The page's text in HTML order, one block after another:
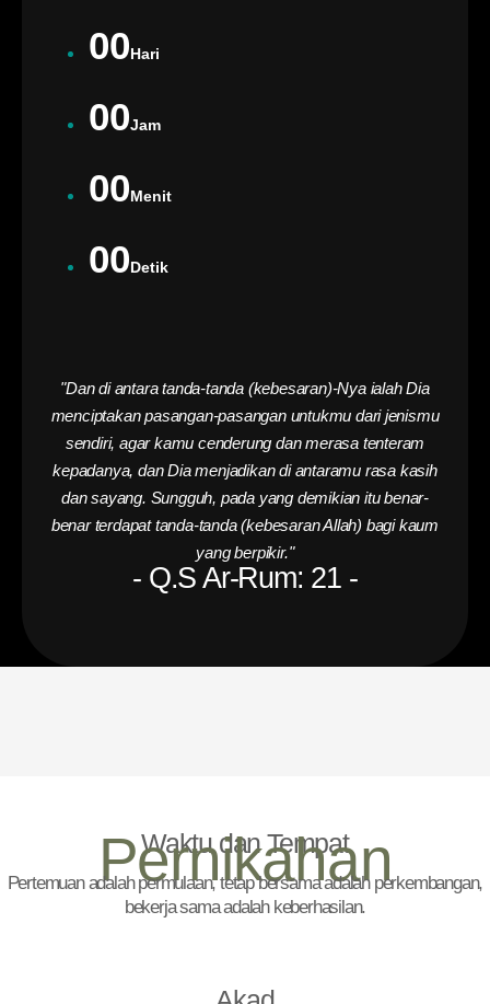
00 Hari
00Jam
00 Menit
00 Detik
"Dan di antara tanda-tanda (kebesaran)-Nya ialah Dia
menciptakan pasangan-pasangan untukmu dari jenismu
sendiri, agar kamu cenderung dan merasa tenteram
kepadanya, dan Dia menjadikan di antaramu rasa kasih
dan sayang. Sungguh, pada yang demikian itu benar-
benar terdapat tanda-tanda (kebesaran Allah) bagi kaum
yang berpikir."
- Q.S Ar-Rum: 21 -
Waktu dan Tempat
Pernikahan
Pertemuan adalah permulaan, tetap bersama adalah perkembangan,
bekerja sama adalah keberhasilan.